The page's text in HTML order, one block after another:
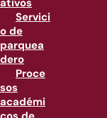
ativos
Servici
o de
parquea
dero
Proce
sos
académi